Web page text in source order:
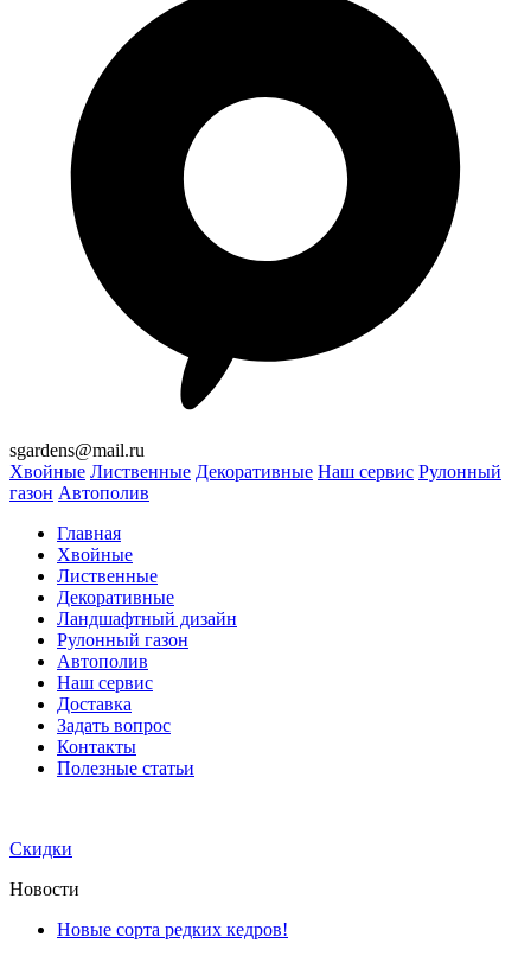
sgardens@mail.ru
Хвойные Лиственные Декоративные Наш сервис Рулонный
газон Автополив
Главная
Хвойные
Лиственные
Декоративные
Ландшафтный дизайн
Рулонный газон
Автополив
Наш сервис
Доставка
Задать вопрос
Контакты
Полезные статьи
Скидки
Новости
Новые сорта редких кедров!